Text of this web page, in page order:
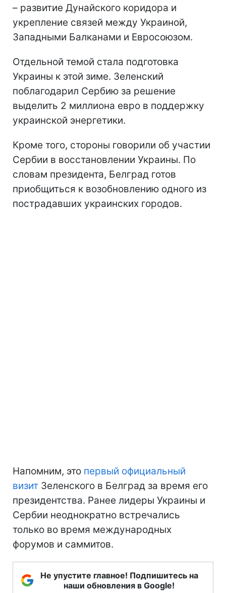
– развитие Дунайского коридора и
укрепление связей между Украиной,
Западными Балканами и Евросоюзом.
Отдельной темой стала подготовка
Украины к этой зиме. Зеленский
поблагодарил Сербию за решение
выделить 2 миллиона евро в поддержку
украинской энергетики.
Кроме того, стороны говорили об участии
Сербии в восстановлении Украины. По
словам президента, Белград готов
приобщиться к возобновлению одного из
пострадавших украинских городов.
Напомним, это первый официальный
визит Зеленского в Белград за время его
президентства. Ранее лидеры Украины и
Сербии неоднократно встречались
только во время международных
форумов и саммитов.
Не упустите главное! Подпишитесь на
наши обновления в Google!